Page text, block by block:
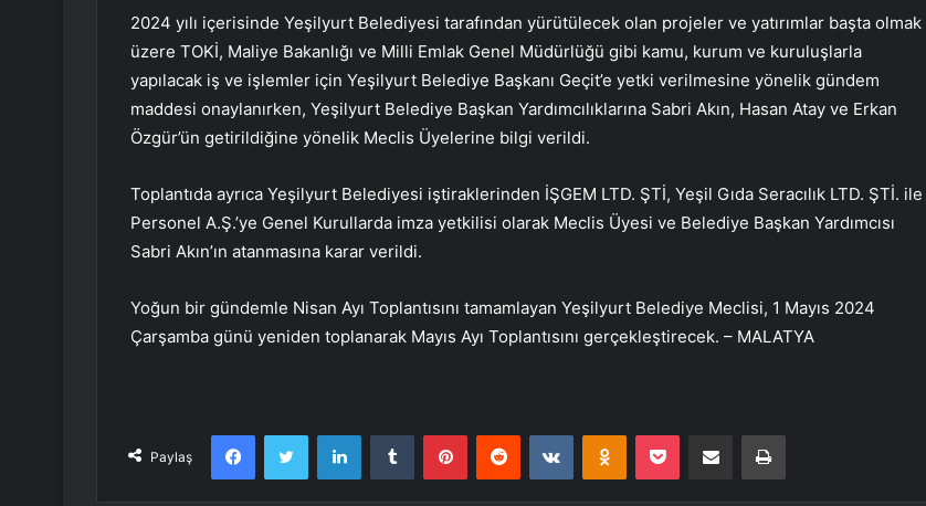
2024 yılı içerisinde Yeşilyurt Belediyesi tarafından yürütülecek olan projeler ve yatırımlar başta olmak
üzere TOKİ, Maliye Bakanlığı ve Milli Emlak Genel Müdürlüğü gibi kamu, kurum ve kuruluşlarla
yapılacak iş ve işlemler için Yeşilyurt Belediye Başkanı Geçit’e yetki verilmesine yönelik gündem
maddesi onaylanırken, Yeşilyurt Belediye Başkan Yardımcılıklarına Sabri Akın, Hasan Atay ve Erkan
Özgür’ün getirildiğine yönelik Meclis Üyelerine bilgi verildi.
Toplantıda ayrıca Yeşilyurt Belediyesi iştiraklerinden İŞGEM LTD. ŞTİ, Yeşil Gıda Seracılık LTD. ŞTİ. ile
Personel A.Ş.’ye Genel Kurullarda imza yetkilisi olarak Meclis Üyesi ve Belediye Başkan Yardımcısı
Sabri Akın’ın atanmasına karar verildi.
Yoğun bir gündemle Nisan Ayı Toplantısını tamamlayan Yeşilyurt Belediye Meclisi, 1 Mayıs 2024
Çarşamba günü yeniden toplanarak Mayıs Ayı Toplantısını gerçekleştirecek. – MALATYA
Paylaş
FacebookTwitter LinkedInTumblr PinterestReddit VKontakteOdnoklassniki
Pocket E-Posta ile paylaş Yazdır